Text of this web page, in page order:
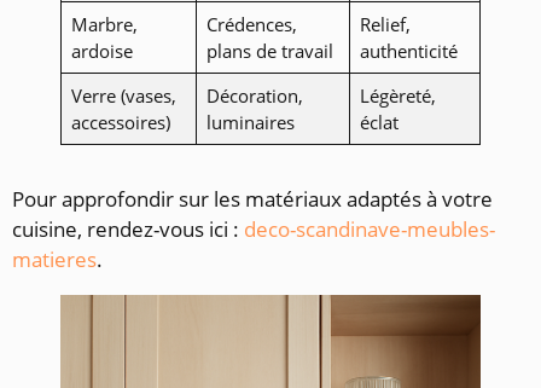
Marbre,
ardoise
Crédences,
plans de travail
Relief,
authenticité
Verre (vases,
accessoires)
Décoration,
luminaires
Légèreté,
éclat
Pour approfondir sur les matériaux adaptés à votre
cuisine, rendez-vous ici : deco-scandinave-meubles-
matieres.